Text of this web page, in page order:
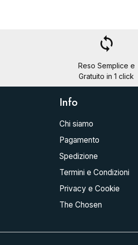
loop
Reso Semplice e
Gratuito in 1 click
Info
Chi siamo
Pagamento
Spedizione
Termini e Condizioni
Privacy e Cookie
The Chosen